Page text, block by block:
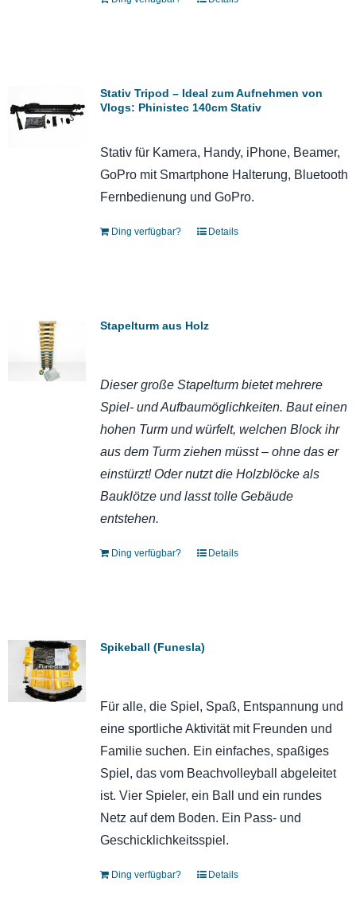
Stativ Tripod – Ideal zum Aufnehmen von
Vlogs: Phinistec 140cm Stativ
Stativ für Kamera, Handy, iPhone, Beamer,
GoPro mit Smartphone Halterung, Bluetooth
Fernbedienung und GoPro.
Ding verfügbar? Details
Stapelturm aus Holz
Dieser große Stapelturm bietet mehrere
Spiel- und Aufbaumöglichkeiten. Baut einen
hohen Turm und würfelt, welchen Block ihr
aus dem Turm ziehen müsst – ohne das er
einstürzt! Oder nutzt die Holzblöcke als
Bauklötze und lasst tolle Gebäude
entstehen.
Ding verfügbar? Details
Spikeball (Funesla)
Für alle, die Spiel, Spaß, Entspannung und
eine sportliche Aktivität mit Freunden und
Familie suchen. Ein einfaches, spaßiges
Spiel, das vom Beachvolleyball abgeleitet
ist. Vier Spieler, ein Ball und ein rundes
Netz auf dem Boden. Ein Pass- und
Geschicklichkeitsspiel.
Ding verfügbar? Details